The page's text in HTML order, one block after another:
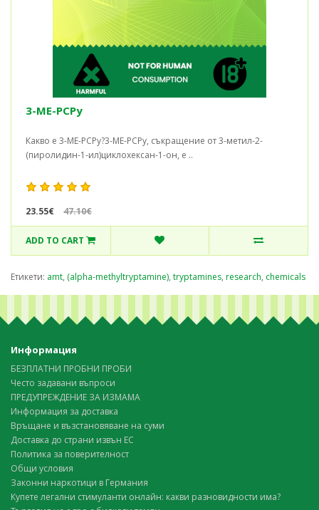
3-ME-PCPy
Какво е 3-ME-PCPy?3-ME-PCPy, съкращение от 3-метил-2-
(пиролидин-1-ил)циклохексан-1-он, е ..
23.55€ 47.10€
ADD TO CART
Етикети: amt, (alpha-methyltryptamine), tryptamines, research, chemicals
Информация
БЕЗПЛАТНИ ПРОБНИ ПРОБИ
Често задавани въпроси
ПРЕДУПРЕЖДЕНИЕ ЗА ИЗМАМА
Информация за доставка
Връщане и възстановяване на суми
Доставка до страни извън ЕС
Политика за поверителност
Общи условия
Законни наркотици в Германия
Купете легални стимуланти онлайн: какви разновидности има?